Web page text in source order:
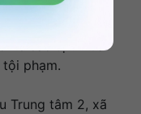
Thuận, xã Mỹ
– em họ đối
các tội: Mua
phạm.
Trung tâm 2, xã